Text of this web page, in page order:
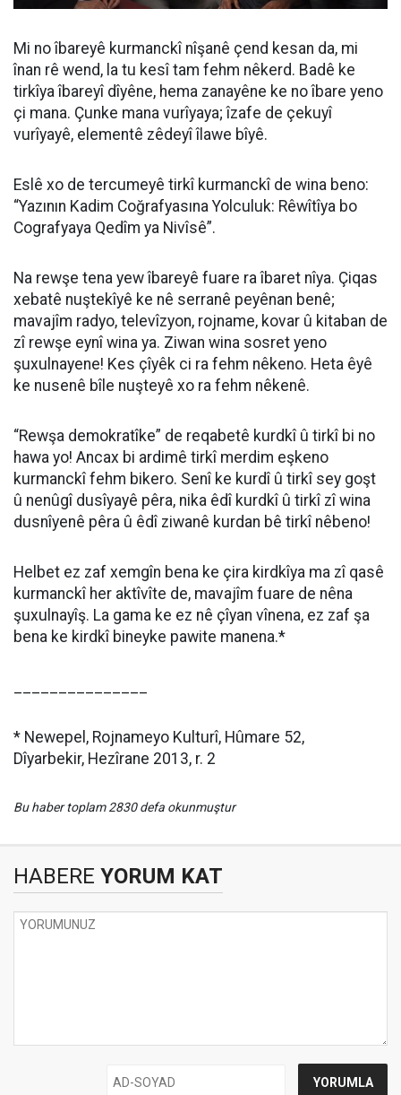
Mi no îbareyê kurmanckî nîşanê çend kesan da, mi
înan rê wend, la tu kesî tam fehm nêkerd. Badê ke
tirkîya îbareyî dîyêne, hema zanayêne ke no îbare yeno
çi mana. Çunke mana vurîyaya; îzafe de çekuyî
vurîyayê, elementê zêdeyî îlawe bîyê.
Eslê xo de tercumeyê tirkî kurmanckî de wina beno:
“Yazının Kadim Coğrafyasına Yolculuk: Rêwîtîya bo
Cografyaya Qedîm ya Nivîsê”.
Na rewşe tena yew îbareyê fuare ra îbaret nîya. Çiqas
xebatê nuştekîyê ke nê serranê peyênan benê;
mavajîm radyo, televîzyon, rojname, kovar û kitaban de
zî rewşe eynî wina ya. Ziwan wina sosret yeno
şuxulnayene! Kes çîyêk ci ra fehm nêkeno. Heta êyê
ke nusenê bîle nuşteyê xo ra fehm nêkenê.
“Rewşa demokratîke” de reqabetê kurdkî û tirkî bi no
hawa yo! Ancax bi ardimê tirkî merdim eşkeno
kurmanckî fehm bikero. Senî ke kurdî û tirkî sey goşt
û nenûgî dusîyayê pêra, nika êdî kurdkî û tirkî zî wina
dusnîyenê pêra û êdî ziwanê kurdan bê tirkî nêbeno!
Helbet ez zaf xemgîn bena ke çira kirdkîya ma zî qasê
kurmanckî her aktîvîte de, mavajîm fuare de nêna
şuxulnayîş. La gama ke ez nê çîyan vînena, ez zaf şa
bena ke kirdkî bineyke pawite manena.*
* Newepel, Rojnameyo Kulturî, Hûmare 52,
Dîyarbekir, Hezîrane 2013, r. 2
Bu haber toplam 2830 defa okunmuştur
HABERE YORUM KAT